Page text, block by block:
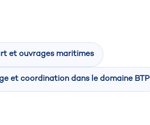
et ouvrages maritimes
et coordination dans le domaine BTP